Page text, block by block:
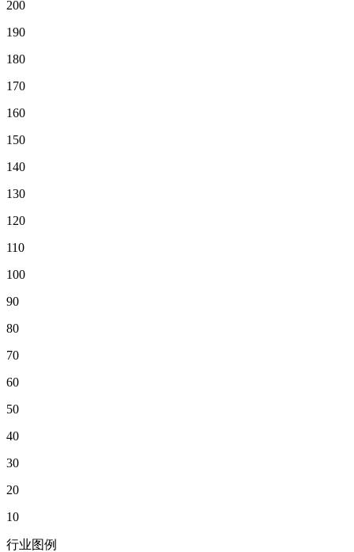
200
190
180
170
160
150
140
130
120
110
100
90
80
70
60
50
40
30
20
10
行业图例